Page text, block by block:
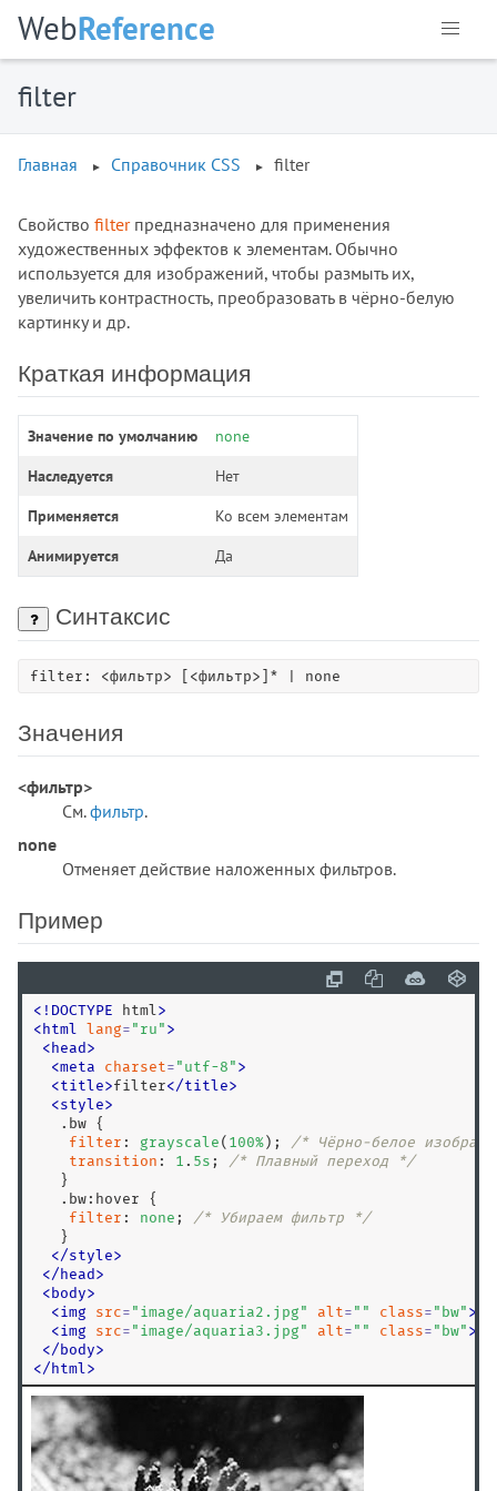
WebReference
filter
Главная Справочник CSS filter
Свойство filterпредназначено для применения
художественных эффектов к элементам. Обычно
используется для изображений, чтобы размыть их,
увеличить контрастность, преобразовать в чёрно-белую
картинку и др.
Краткая информация
Значение по умолчанию
none
Наследуется
Нет
Применяется
Ко всем элементам
Анимируется
Да
Синтаксис
filter: <фильтр> [<фильтр>]* | none
Значения
<фильтр>
См.фильтр.
none
Отменяет действие наложенных фильтров.
Пример
< ! DOCTYPE html >
< html lang= " ru " >
< head >
<meta charset= " utf-8 " >
<title>filter</title>
<style>
.bw {
filter : grayscale ( 100%);
/* Чёрно-белое
transition : 1 . 5s ;
/* Плавный переход */
   }
.bw :hover {
filter : none ;
/* Убираем фильтр */
   }
</style>
</ head >
< body>
<img src= " image/aquaria2.jpg " alt= " " class= " bw" >
<img src= " image/aquaria3.jpg " alt= " " class= " bw" >
</ body>
</ html >
:user-valid
:valid
:volume-locked
@charset
@document
@import
@keyframes
@media
@page
@supports
accent-color
align-content
align-self
all
animation-delay
animation-duration
animation-iteration-count
animation-play-state
appearance
aspect-ratio
backdrop-filter
backface-visibility
background-attachment
background-blend-mode
background-clip
background-color
background-image
background-origin
background-position
background-position-x
background-position-y
background-repeat
background-size
block-size
border
border-block
border-block-color
border-block-end
border-block-end-color
border-block-end-style
border-block-end-width